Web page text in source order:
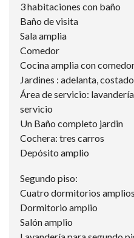
3 habitaciones con baño
Baño de visita
Sala amplia
Comedor
Cocina amplia con
Jardines : adelanta,
Área de servicio:
servicio
Un Baño completo jardin
Cochera: tres carros
Depósito amplio
Segundo piso:
Cuatro dormitorios
Dormitorio amplio
Salón amplio